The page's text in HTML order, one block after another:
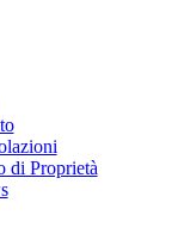
di Proprietà